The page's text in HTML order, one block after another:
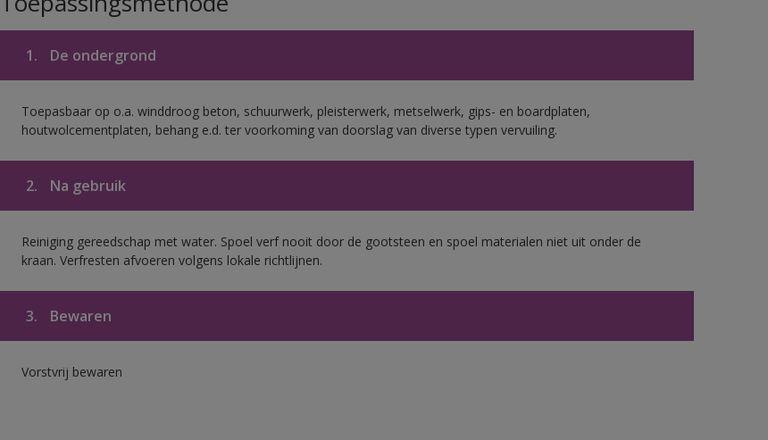
1. De ondergrond
Toepasbaar op o.a. winddroog beton, schuurwerk, pleisterwerk, metselwerk, gips- en boardplaten,
houtwolcementplaten, behang e.d. ter voorkoming van doorslag van diverse typen vervuiling.
2. Na gebruik
Reiniging gereedschap met water. Spoel verf nooit door de gootsteen en spoel materialen niet uit onder de
kraan. Verfresten afvoeren volgens lokale richtlijnen.
3. Bewaren
Vorstvrij bewaren